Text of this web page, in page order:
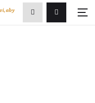
Přihlášení/
aby
Zobrazit
vyhledávání